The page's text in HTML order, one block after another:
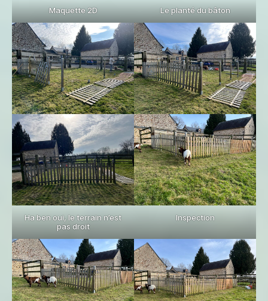
Maquette 2D Le planté du bâton
Ha ben oui, le terrain n’est
pas droit
Inspection